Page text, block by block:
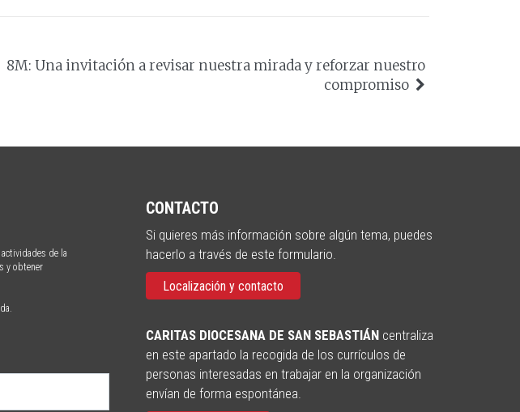
8M: Una invitación a revisar nuestra mirada y reforzar nuestro
compromiso
de la
y obtener
CONTACTO
Si quieres más información sobre algún tema, puedes
hacerlo a través de este formulario.
Localización y contacto
CARITAS DIOCESANA DE SAN SEBASTIÁN centraliza
en este apartado la recogida de los currículos de
personas interesadas en trabajar en la organización
envían de forma espontánea.